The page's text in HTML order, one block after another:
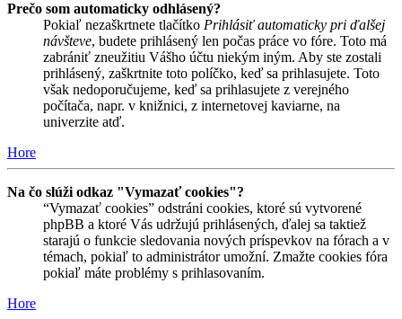
Prečo som automaticky odhlásený?
Pokiaľ nezaškrtnete tlačítko Prihlásiť automaticky pri ďalšej
návšteve, budete prihlásený len počas práce vo fóre. Toto má
zabrániť zneužitiu Vášho účtu niekým iným. Aby ste zostali
prihlásený, zaškrtnite toto políčko, keď sa prihlasujete. Toto
však nedoporučujeme, keď sa prihlasujete z verejného
počítača, napr. v knižnici, z internetovej kaviarne, na
univerzite atď.
Hore
Na čo slúži odkaz "Vymazať cookies"?
“Vymazať cookies” odstráni cookies, ktoré sú vytvorené
phpBB a ktoré Vás udržujú prihlásených, ďalej sa taktiež
starajú o funkcie sledovania nových príspevkov na fórach a v
témach, pokiaľ to administrátor umožní. Zmažte cookies fóra
pokiaľ máte problémy s prihlasovaním.
Hore